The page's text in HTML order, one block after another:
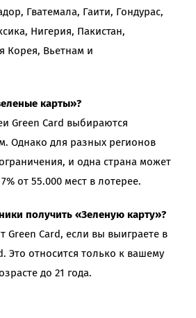
Гватемала, Гаити, Гондурас,
Нигерия, Пакистан,
Вьетнам и
карты»?
Green Card выбираются
Однако для разных регионов
и одна страна может
от 55.000 мест в лотерее.
получить «Зеленую карту»?
Green Card, если вы выиграете в
Это относится только к вашему
до 21 года.